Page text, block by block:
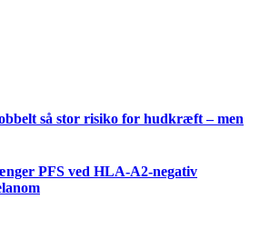
så stor risiko for hudkræft – men
PFS ved HLA-A2-negativ